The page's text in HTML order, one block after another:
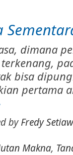
dimana
bisa
pertama
byFredy
Makna,